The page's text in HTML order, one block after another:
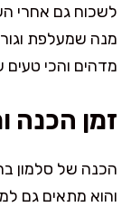
לשכוח גם אחרי
מנה שמעלפת
מדהים והכי טעים
זמן הכנה
והוא מתאים גם